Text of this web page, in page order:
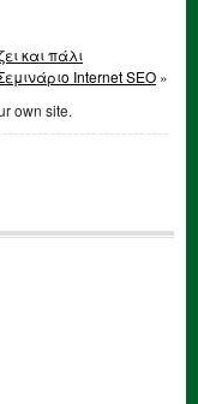
και πάλι
Internet SEO »
own site.